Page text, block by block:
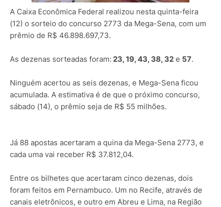
A Caixa Econômica Federal realizou nesta quinta-feira
(12) o sorteio do concurso 2773 da Mega-Sena, com um
prêmio de R$ 46.898.697,73.
As dezenas sorteadas foram: 23, 19, 43, 38, 32 e 57.
Ninguém acertou as seis dezenas, e Mega-Sena ficou
acumulada. A estimativa é de que o próximo concurso,
sábado (14), o prêmio seja de R$ 55 milhões.
Já 88 apostas acertaram a quina da Mega-Sena 2773, e
cada uma vai receber R$ 37.812,04.
Entre os bilhetes que acertaram cinco dezenas, dois
foram feitos em Pernambuco. Um no Recife, através de
canais eletrônicos, e outro em Abreu e Lima, na Região